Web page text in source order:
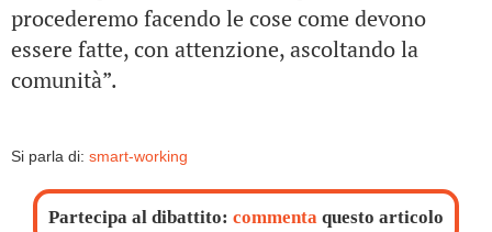
procederemo facendo le cose come devono
essere fatte, con attenzione, ascoltando la
comunità”.
Si parla di: smart-working
Partecipa al dibattito: commenta questo articolo